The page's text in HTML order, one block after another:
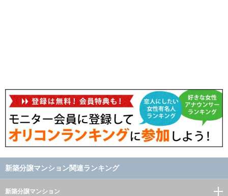
新築分譲マンション関連ランキング
新築分譲マンション